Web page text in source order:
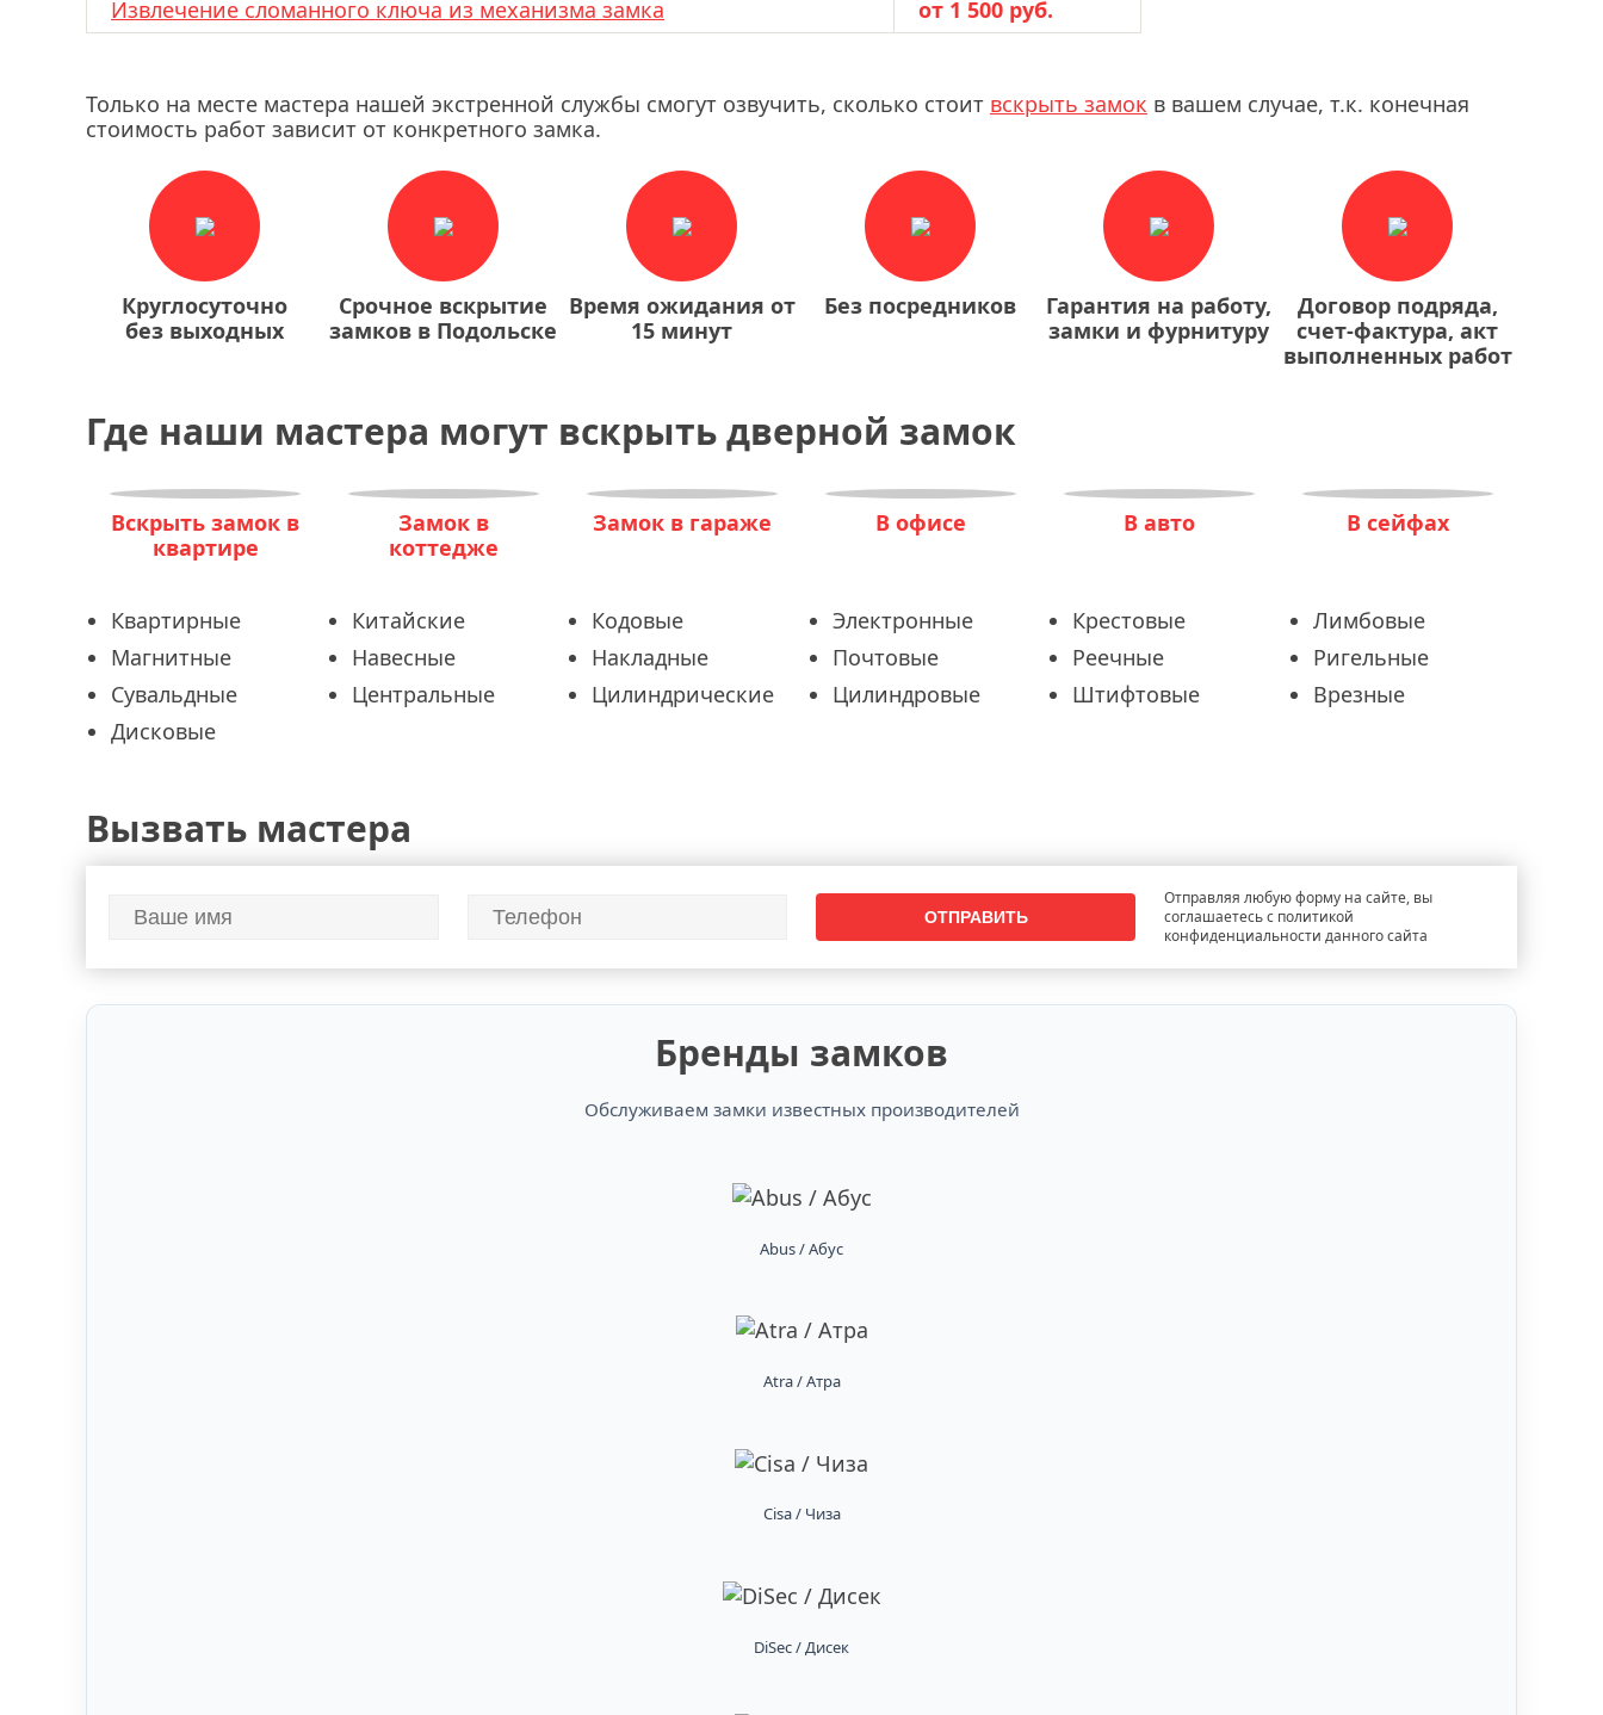
Извлечение сломанного ключа из механизма замка
от 1 500 руб.
Только на месте мастера нашей экстренной службы смогут озвучить, сколько стоит вскрыть замок в вашем случае, т.к. конечная
стоимость работ зависит от конкретного замка.
Круглосуточно
без выходных
Срочное вскрытие
замков в Подольске
Время ожидания от
15 минут
Без посредников
Гарантия на работу,
замки и фурнитуру
Договор подряда,
счет-фактура, акт
выполненных работ
Где наши мастера могут вскрыть дверной замок
Вскрыть замок в
квартире
Замок в
коттедже
Замок в гараже В офисе В авто В сейфах
Квартирные Китайские Кодовые Электронные Крестовые
Лимбовые
Магнитные
Навесные Накладные Почтовые Реечные
Ригельные
Сувальдные
Центральные Цилиндрические Цилиндровые Штифтовые
Врезные
Дисковые
Вызвать мастера
Отправляя любую форму на сайте, вы
соглашаетесь с политикой
конфиденциальности данного сайта
Бренды замков
Обслуживаем замки известных производителей
Abus / Абус
Atra / Атра
Cisa / Чиза
DiSec / Дисек